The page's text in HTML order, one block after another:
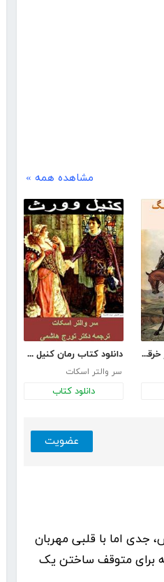
مشاهده همه »
دانلود کتاب رمان در خرقه سرخ رنگ دانلود کتاب رمان کنیل وورث
سر والتر اسکات
دانلود کتاب
عضویت
جدی اما با قلبی مهربان
برای متوقف ساختن یک